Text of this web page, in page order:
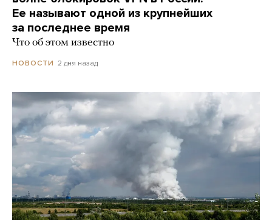
Ее называют одной из крупнейших
за последнее время
Что об этом известно
НОВОСТИ 2 дня назад